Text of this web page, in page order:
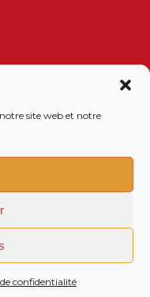
site web et notre
confidentialité